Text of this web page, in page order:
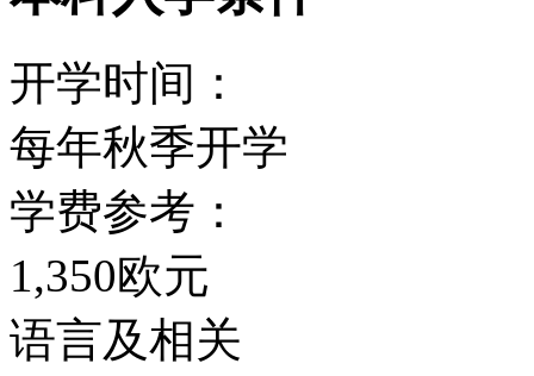
开学时间：
每年秋季开学
学费参考：
1,350欧元
语言及相关